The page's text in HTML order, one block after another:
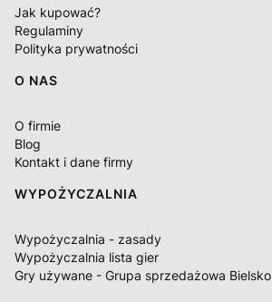
Jak kupować?
Regulaminy
Polityka prywatności
O NAS
O firmie
Blog
Kontakt i dane firmy
WYPOŻYCZALNIA
Wypożyczalnia - zasady
Wypożyczalnia lista gier
Gry używane - Grupa sprzedażowa Bielsko